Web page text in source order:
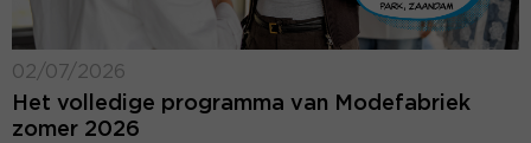
02/07/2026
Het volledige programma van Modefabriek
zomer 2026